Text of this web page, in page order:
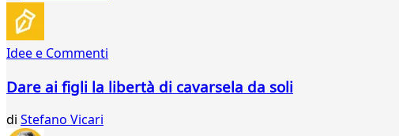
Idee e Commenti
Dare ai figli la libertà di cavarsela da soli
di Stefano Vicari